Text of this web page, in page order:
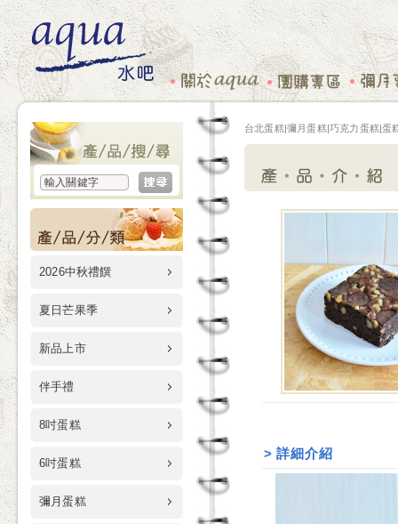
2026中秋禮饌
夏日芒果季
新品上市
伴手禮
8吋蛋糕
6吋蛋糕
彌月蛋糕
台北蛋糕|彌月蛋糕|巧克力蛋糕|蛋
> 詳細介紹